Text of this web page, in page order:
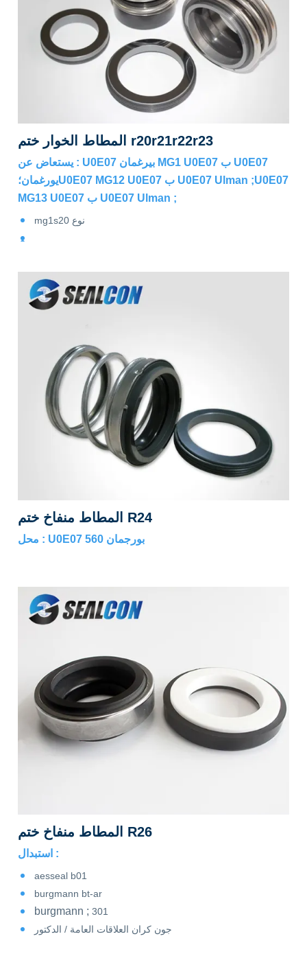
المطاط الخوار ختم r20r21r22r23
يستعاض عن : U0E07 بيرغمان MG1 U0E07 ب U0E07
يورغمان؛U0E07 MG12 U0E07 ب U0E07 Ulman ;U0E07
MG13 U0E07 ب U0E07 Ulman ;
mg1s20 نوع
المطاط منفاخ ختم R24
محل : U0E07 بورجمان 560
المطاط منفاخ ختم R26
استبدال :
aesseal b01
burgmann bt-ar
burgmann ; 301
جون كران العلاقات العامة / الدكتور